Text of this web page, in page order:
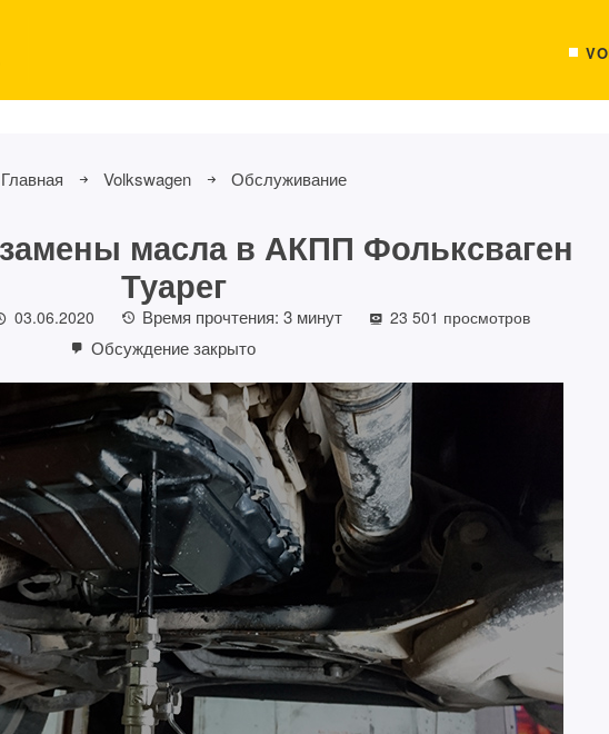
Главная Volkswagen Обслуживание
масла в АКПП Фольксваген
Туарег
03.06.2020 Время прочтения: 3 минут 23 501 просмотров
Обсуждение закрыто